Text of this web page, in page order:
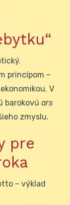
princípom –
V
barokovú ars
zmyslu.
pre
– výklad